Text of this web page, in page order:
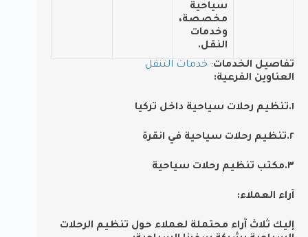
سياحية
مخصصة،
وخدمات
النقل.
تفاصيل الخدمات: خدمات التنقل
العناوين الفرعية:
١.تنظيم رحلات سياحية داخل تركيا
٢.تنظيم رحلات سياحية في انقرة
٣.مكتب تنظيم رحلات سياحية
آراء العملاء:
إليك ثلاث آراء محتملة لعملاء حول تنظيم الرحلات